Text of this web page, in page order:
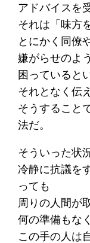
アドバイスを
それは「味方
とにかく同僚
嫌がらせのよ
困っていると
それとなく伝
そうすること
法だ。
そういった状
冷静に抗議を
っても
周りの人間が
何の準備もな
この手の人は